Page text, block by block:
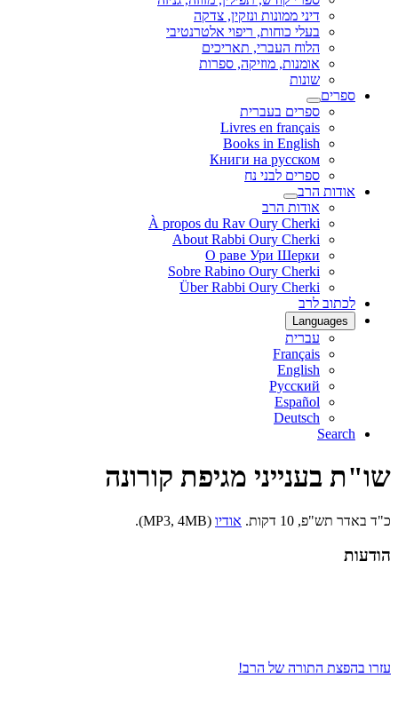
דיני ממונות ונזקין, צדקה
בעלי כוחות, ריפוי אלטרנטיבי
הלוח העברי, תאריכים
אומנות, מוזיקה, ספרות
שונות
ספרים
ספרים בעברית
Livres en français
Books in English
Книги на русском
ספרים לבני נח
אודות הרב
אודות הרב
À propos du Rav Oury Cherki
About Rabbi Oury Cherki
О раве Ури Шерки
Sobre Rabino Oury Cherki
Über Rabbi Oury Cherki
לכתוב לרב
Languages
עברית
Français
English
Русский
Español
Deutsch
Search
שו"ת בענייני מגיפת קורונה
כ"ד באדר תש"פ, 10 דקות. אודיו (MP3, 4MB).
הודעות
עזרו בהפצת התורה של הרב!